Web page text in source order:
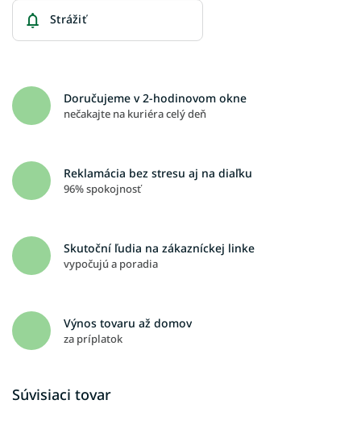
Strážiť
Doručujeme v 2-hodinovom okne
nečakajte na kuriéra celý deň
Reklamácia bez stresu aj na diaľku
96% spokojnosť
Skutoční ľudia na zákazníckej linke
vypočujú a poradia
Výnos tovaru až domov
za príplatok
Súvisiaci tovar